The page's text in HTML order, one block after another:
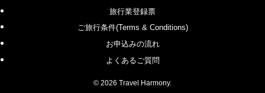
旅行業登録票
ご旅行条件(Terms & Conditions)
お申込みの流れ
よくあるご質問
© 2026 Travel Harmony.